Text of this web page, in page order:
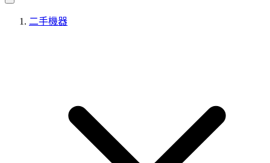
二手機器